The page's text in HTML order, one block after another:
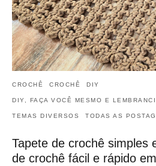
CROCHÊ CROCHÊ DIY
DIY, FAÇA VOCÊ MESMO E
TEMAS DIVERSOS TODAS AS
Tapete de crochê simples
de crochê fácil e rápido